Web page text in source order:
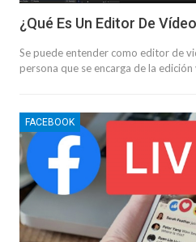
¿Qué Es Un Editor De
Se puede entender como editor de
persona que se encarga de la
FACEBOOK